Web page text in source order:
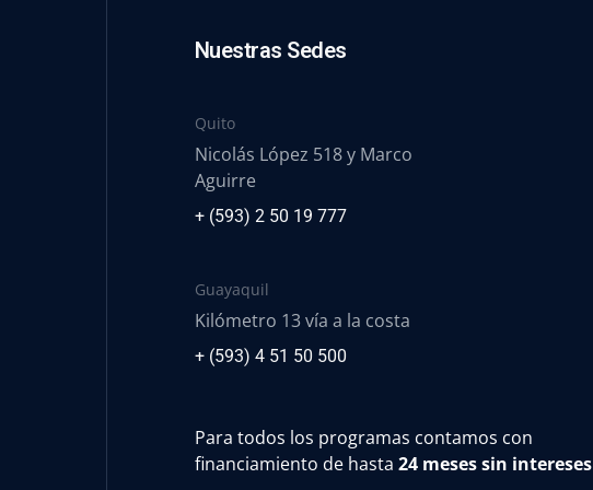
Nuestras Sedes
Quito
Nicolás López 518 y Marco
Aguirre
+ (593) 2 50 19 777
Guayaquil
Kilómetro 13 vía a la costa
+ (593) 4 51 50 500
Para todos los programas contamos con
financiamiento de hasta 24 meses sin intereses